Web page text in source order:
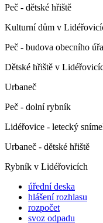
Peč - dětské hřiště
Kulturní dům v
Peč - budova obecního
Dětské hřiště v
Urbaneč
Peč - dolní rybník
Lidéřovice - letecký
Urbaneč - dětské hřiště
Rybník v Lidéřovicích
úřední deska
hlášení rozhlasu
rozpočet
svoz odpadu